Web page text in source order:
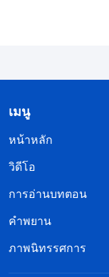
ให้ความรู้แจ้งแก่
เข้าใจสภาวะขอ
จากนั้นฉันก็ได้อ่า
พระเจ้าว่า “เป้าห
ขึ้นโดยมีเราอยู่ใ
ทั้งปวงของเจ้า
เมนู
หน้าหลัก
วิดีโอ
การอ่านบทตอน
คำพยาน
ภาพนิทรรศการ